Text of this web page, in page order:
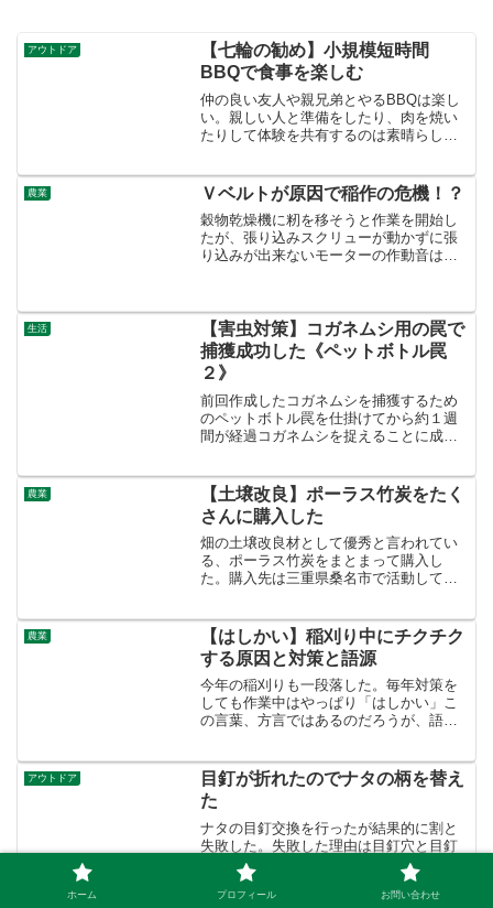
アウトドア
【七輪の勧め】小規模短時間
BBQで食事を楽しむ
仲の良い友人や親兄弟とやるBBQは楽し
い。親しい人と準備をしたり、肉を焼い
たりして体験を共有するのは素晴らしい
いように思える。炭火で焼いた食材の美
味しさを身近にしよう。
農業 Ｖベルトが原因で稲作の危機！？
穀物乾燥機に籾を移そうと作業を開始し
たが、張り込みスクリューが動かずに張
り込みが出来ないモーターの作動音はし
た。脱落した原因と対策をまとめた。
生活
【害虫対策】コガネムシ用の罠で
捕獲成功した《ペットボトル罠
２》
前回作成したコガネムシを捕獲するため
のペットボトル罠を仕掛けてから約１週
間が経過コガネムシを捉えることに成功
化が起こったか、また次にどんな罠を設
置すればいいかを考察
農業
【土壌改良】ポーラス竹炭をたく
さんに購入した
畑の土壌改良材として優秀と言われてい
る、ポーラス竹炭をまとまって購入し
た。購入先は三重県桑名市で活動してい
少しでも貢献できればと思う。
農業
【はしかい】稲刈り中にチクチク
する原因と対策と語源
今年の稲刈りも一段落した。毎年対策を
しても作業中はやっぱり「はしかい」こ
の言葉、方言ではあるのだろうが、語源
た結果植物が作る宝石のようなものが原
因だった。
アウトドア
目釘が折れたのでナタの柄を替え
た
ナタの目釘交換を行ったが結果的に割と
失敗した。失敗した理由は目釘穴と目釘
がちゃんと合わなかったからちゃんとし
た方法を調べた結果、材質や柄に色々種
類があることがわかった次はもっとカッ
ホーム プロフィール お問い合わせ